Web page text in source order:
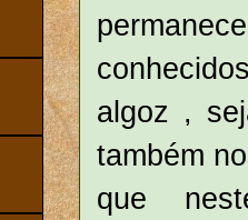
algoz ,
também
que